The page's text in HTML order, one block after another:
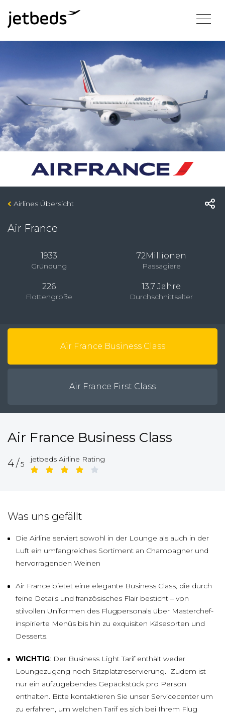
Airlines Übersicht
Air France
1933
Gründung
72Millionen
Passagiere
226
Flottengröße
13,7 Jahre
Durchschnittsalter
Air France Business Class
Air France First Class
Air France Business Class
4/5
jetbeds Airline Rating
Was uns gefällt
Die Airline serviert sowohl in der Lounge als auch in der
Luft ein umfangreiches Sortiment an Champagner und
hervorragenden Weinen
Air France bietet eine elegante Business Class, die durch
feine Details und französisches Flair besticht – von
stilvollen Uniformen des Flugpersonals über Masterchef-
inspirierte Menüs bis hin zu exquisiten Käsesorten und
Desserts.
WICHTIG: Der Business Light Tarif enthält weder
Loungezugang noch Sitzplatzreservierung. Zudem ist
nur ein aufzugebendes Gepäckstück pro Person
enthalten. Bitte kontaktieren Sie unser Servicecenter um
zu erfahren, um welchen Tarif es sich bei Ihrem Flug